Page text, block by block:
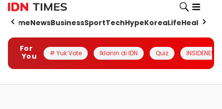
HomeNewsBusinessSportTechHypeKoreaLifeHealth
For
You
# Yuk Vote Iklanin di IDN Quiz INSIDENESIA